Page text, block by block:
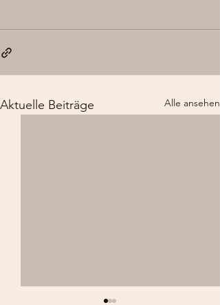
Aktuelle Beiträge Alle ansehen